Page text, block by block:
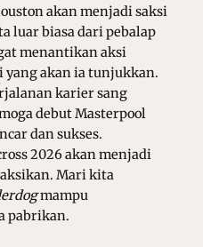
akan menjadi saksi
luar biasa dari pebalap
menantikan aksi
akan ia tunjukkan.
karier sang
debut Masterpool
dan sukses.
2026 akan menjadi
Mari kita
mampu
pabrikan.